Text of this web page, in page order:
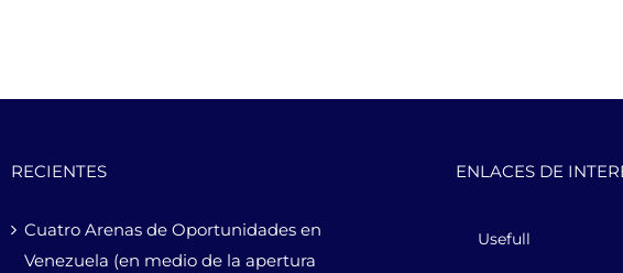
RECIENTES
Cuatro Arenas de Oportunidades en
Venezuela (en medio de la apertura
ENLACES DE
Usefull